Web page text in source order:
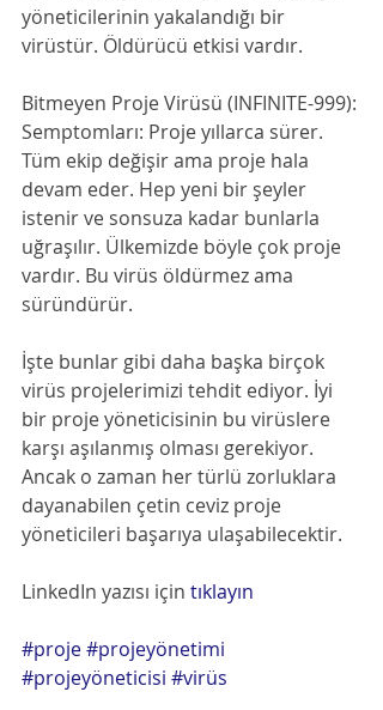
yöneticilerinin yakalandığı bir
virüstür. Öldürücü etkisi vardır.
Bitmeyen Proje Virüsü (INFINITE-999):
Semptomları: Proje yıllarca sürer.
Tüm ekip değişir ama proje hala
devam eder. Hep yeni bir şeyler
istenir ve sonsuza kadar bunlarla
uğraşılır. Ülkemizde böyle çok proje
vardır. Bu virüs öldürmez ama
süründürür.
İşte bunlar gibi daha başka birçok
virüs projelerimizi tehdit ediyor. İyi
bir proje yöneticisinin bu virüslere
karşı aşılanmış olması gerekiyor.
Ancak o zaman her türlü zorluklara
dayanabilen çetin ceviz proje
yöneticileri başarıya ulaşabilecektir.
LinkedIn yazısı için tıklayın
#proje#projeyönetimi
#projeyöneticisi #virüs